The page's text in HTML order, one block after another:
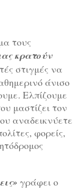
τους
κρατούν
στιγμές να
άνισο
Ελπίζουμε
μαστίζει τον
αναδεικνύετε
φορείς,
γράφει ο